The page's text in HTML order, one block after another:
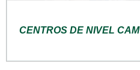
CENTROS DE NIVEL CAM